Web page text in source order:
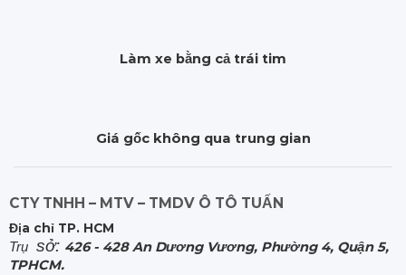
Làm xe bằng cả trái tim
Giá gốc không qua trung gian
CTY TNHH – MTV – TMDV Ô TÔ TUẤN
Địa chỉ TP. HCM
Trụ sở: 426 - 428 An Dương Vương, Phường 4, Quận 5,
TPHCM.